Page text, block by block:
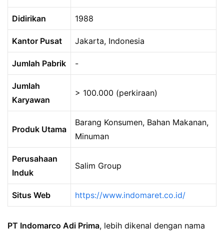
Didirikan 1988
Kantor Pusat Jakarta, Indonesia
Jumlah Pabrik -
Jumlah
Karyawan
> 100.000 (perkiraan)
Produk Utama
Barang Konsumen, Bahan Makanan,
Minuman
Perusahaan
Induk
Salim Group
Situs Web https://www.indomaret.co.id/
PT Indomarco Adi Prima, lebih dikenal dengan nama